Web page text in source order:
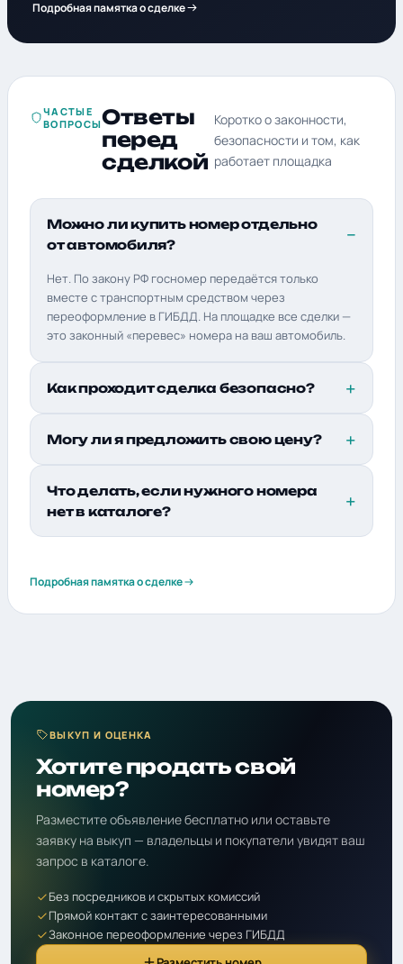
Подробная памятка о сделке
ЧАСТЫЕ
ВОПРОСЫОтветы
перед
сделкой
Коротко о законности,
безопасности и том, как
работает площадка
Можно ли купить номер отдельно
от автомобиля?
Нет. По закону РФ госномер передаётся только
вместе с транспортным средством через
переоформление в ГИБДД. На площадке все сделки —
это законный «перевес» номера на ваш автомобиль.
Как проходит сделка безопасно?
Могу ли я предложить свою цену?
Что делать, если нужного номера
нет в каталоге?
Подробная памятка о сделке
ВЫКУП И ОЦЕНКА
Хотите продать свой
номер?
Разместите объявление бесплатно или оставьте
заявку на выкуп — владельцы и покупатели увидят ваш
запрос в каталоге.
Без посредников и скрытых комиссий
Прямой контакт с заинтересованными
Законное переоформление через ГИБДД